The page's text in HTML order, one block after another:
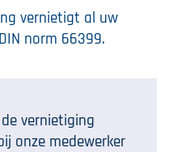
vernietigt al uw
norm 66399.
vernietiging
onze medewerker